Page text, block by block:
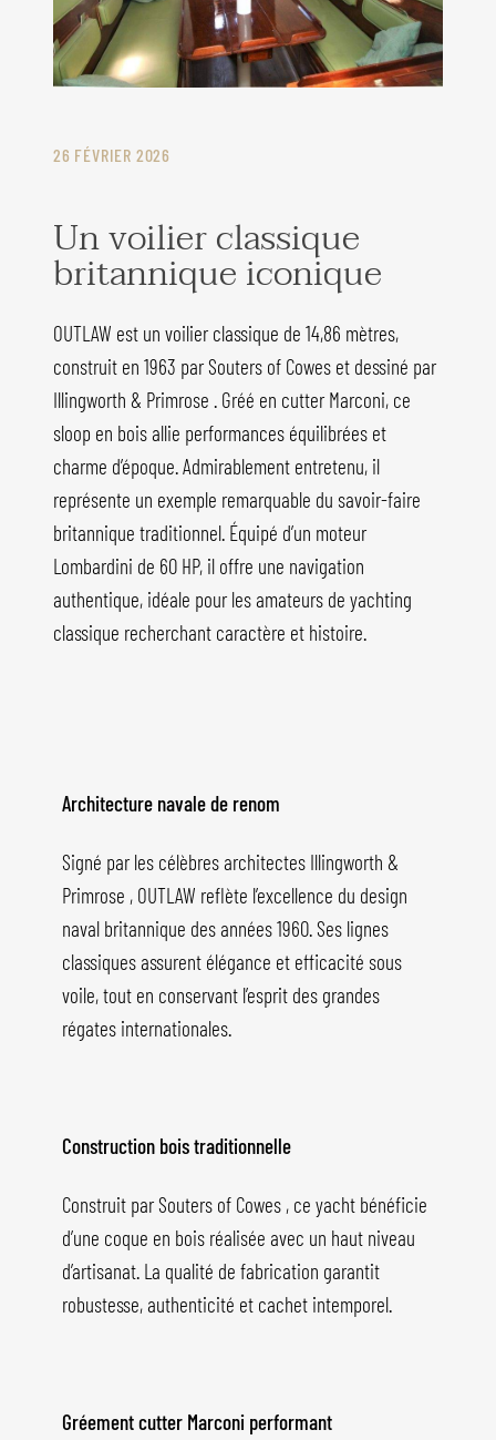
26 FÉVRIER 2026
Un voilier classique
britannique iconique
OUTLAW est un voilier classique de 14,86 mètres,
construit en 1963 par Souters of Cowes et dessiné par
Illingworth & Primrose . Gréé en cutter Marconi, ce
sloop en bois allie performances équilibrées et
charme d’époque. Admirablement entretenu, il
représente un exemple remarquable du savoir-faire
britannique traditionnel. Équipé d’un moteur
Lombardini de 60 HP, il offre une navigation
authentique, idéale pour les amateurs de yachting
classique recherchant caractère et histoire.
Architecture navale de renom
Signé par les célèbres architectes Illingworth &
Primrose , OUTLAW reflète l’excellence du design
naval britannique des années 1960. Ses lignes
classiques assurent élégance et efficacité sous
voile, tout en conservant l’esprit des grandes
régates internationales.
Construction bois traditionnelle
Construit par Souters of Cowes , ce yacht bénéficie
d’une coque en bois réalisée avec un haut niveau
d’artisanat. La qualité de fabrication garantit
robustesse, authenticité et cachet intemporel.
Gréement cutter Marconi performant